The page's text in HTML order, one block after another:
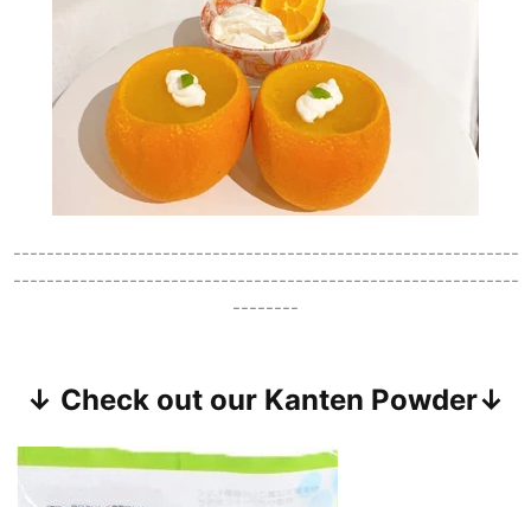
-------------------------------------------------------------
-------------------------------------------------------------
--------
↓ Check out our Kanten Powder↓